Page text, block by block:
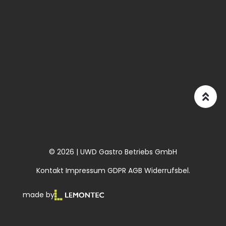
© 2026 | UWD Gastro Betriebs GmbH
Kontakt Impressum GDPR AGB Widerrufsbel.
made by